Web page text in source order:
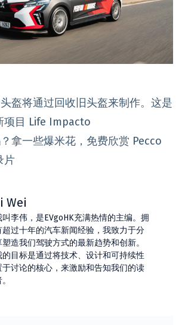
盔将通过回收旧头盔来制作。这是
项目 Life Impacto
拿一些爆米花，免费欣赏 Pecco
片
Wei
叫李伟，是EVgoHK充满热情的主编。拥
超过十年的汽车新闻经验，我致力于分
塑造我们驾驶方式的最新趋势和创新。
的目标是通过将技术、设计和可持续性
于讨论的核心，来激励和告知我们的读